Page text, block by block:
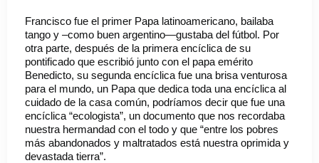
Francisco fue el primer Papa latinoamericano, bailaba
tango y –como buen argentino—gustaba del fútbol. Por
otra parte, después de la primera encíclica de su
pontificado que escribió junto con el papa emérito
Benedicto, su segunda encíclica fue una brisa venturosa
para el mundo, un Papa que dedica toda una encíclica al
cuidado de la casa común, podríamos decir que fue una
encíclica “ecologista”, un documento que nos recordaba
nuestra hermandad con el todo y que “entre los pobres
más abandonados y maltratados está nuestra oprimida y
devastada tierra”.